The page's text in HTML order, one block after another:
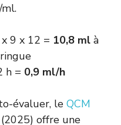
9 x 12 = 10,8 ml à
h = 0,9 ml/h
évaluer, le QCM
(2025) offre une